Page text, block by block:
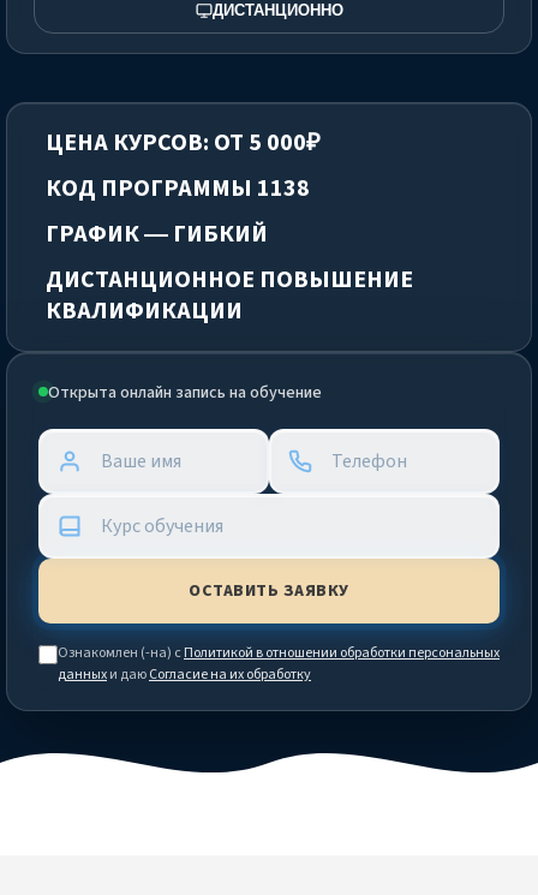
Открыта онлайн запись на обучение
Ознакомлен (-на) сПолитикой в отношении обработки персональных
данныхи даюСогласие на их обработку
ДИСТАНЦИОННО
ЦЕНА КУРСОВ: ОТ 5 000₽
КОД ПРОГРАММЫ 1138
ГРАФИК — ГИБКИЙ
ДИСТАНЦИОННОЕ ПОВЫШЕНИЕ
КВАЛИФИКАЦИИ